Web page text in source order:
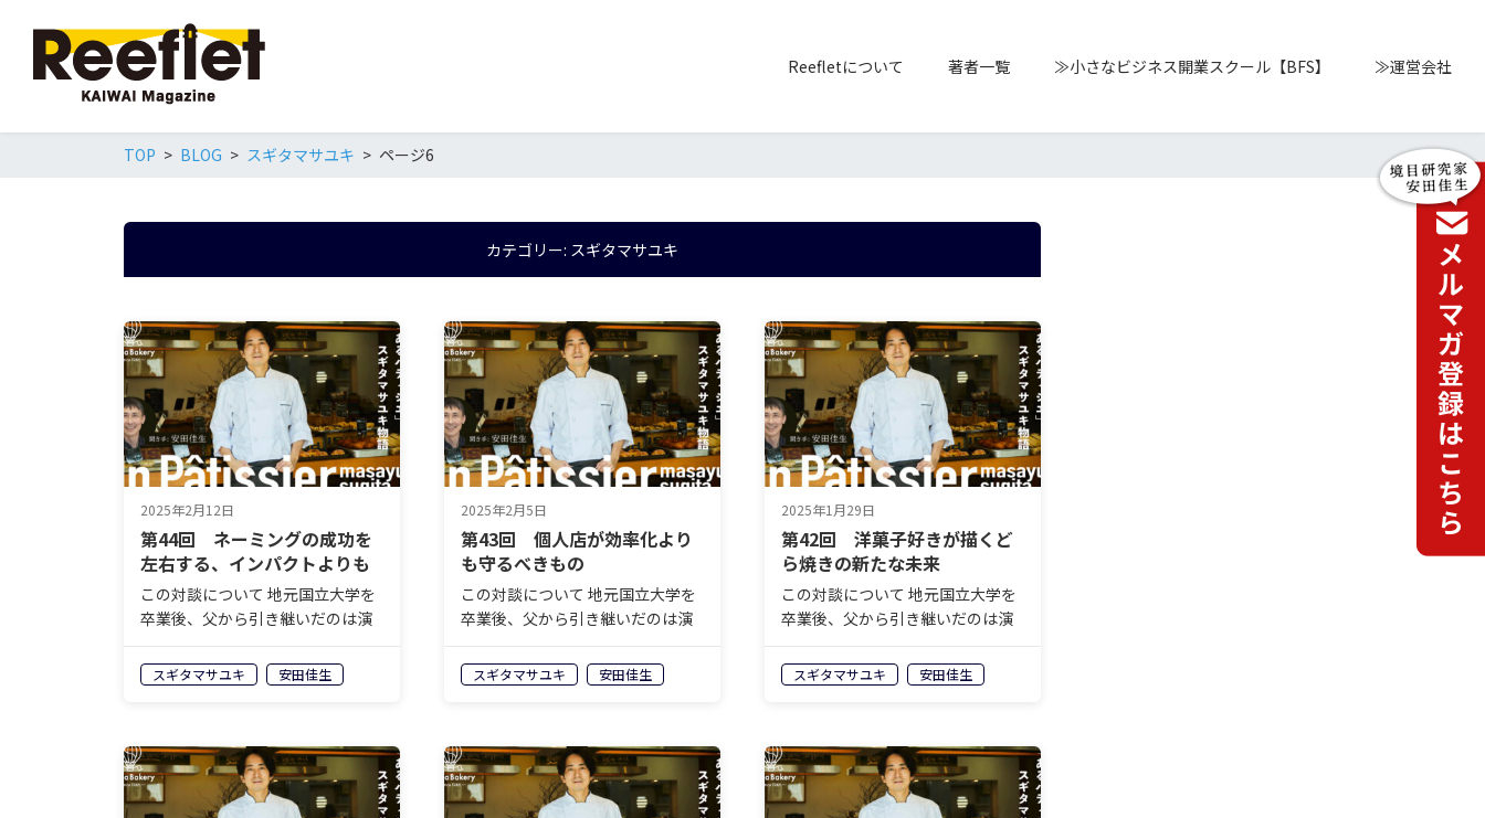
Reefletについて 著者一覧 ≫小さなビジネス開業スクール【BFS】 ≫運営会社
TOP BLOG スギタマサユキ ページ6
カテゴリー: スギタマサユキ
2025年2月12日
第44回 ネーミングの成功を
左右する、インパクトよりも
大切なこと
この対談について 地元国立大学を
卒業後、父から引き継いだのは演
キ屋。そんなお店をいったいどの
ようにしてメディア取材の殺到す
取締役兼オ…
スギタマサユキ 安田佳生
2025年2月5日
第43回 個人店が効率化より
も守るべきもの
この対談について 地元国立大学を
卒業後、父から引き継いだのは演
キ屋。そんなお店をいったいどの
ようにしてメディア取材の殺到す
取締役兼オ…
スギタマサユキ 安田佳生
2025年1月29日
第42回 洋菓子好きが描くど
ら焼きの新たな未来
この対談について 地元国立大学を
卒業後、父から引き継いだのは演
キ屋。そんなお店をいったいどの
ようにしてメディア取材の殺到す
取締役兼オ…
スギタマサユキ 安田佳生